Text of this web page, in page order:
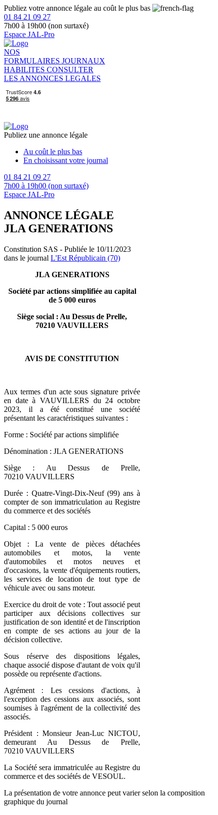
Publiez votre annonce légale au coût le plus bas
01 84 21 09 27
7h00 à 19h00 (non surtaxé)
Espace JAL-Pro
NOS
FORMULAIRES JOURNAUX
HABILITES CONSULTER
LES ANNONCES LEGALES
Publiez une annonce légale
Au coût le plus bas
En choisissant votre journal
01 84 21 09 27
7h00 à 19h00 (non surtaxé)
Espace JAL-Pro
ANNONCE LÉGALE
JLA GENERATIONS
Constitution SAS - Publiée le 10/11/2023
dans le journal L'Est Républicain (70)
JLA GENERATIONS
Société par actions simplifiée au capital
de 5 000 euros
Siège social : Au Dessus de Prelle,
70210 VAUVILLERS
AVIS DE CONSTITUTION
Aux termes d'un acte sous signature privée
en date à VAUVILLERS du 24 octobre
2023, il a été constitué une société
présentant les caractéristiques suivantes :
Forme : Société par actions simplifiée
Dénomination : JLA GENERATIONS
Siège : Au Dessus de Prelle,
70210 VAUVILLERS
Durée : Quatre-Vingt-Dix-Neuf (99) ans à
compter de son immatriculation au Registre
du commerce et des sociétés
Capital : 5 000 euros
Objet : La vente de pièces détachées
automobiles et motos, la vente
d'automobiles et motos neuves et
d'occasions, la vente d'équipements routiers,
les services de location de tout type de
véhicule avec ou sans moteur.
Exercice du droit de vote : Tout associé peut
participer aux décisions collectives sur
justification de son identité et de l'inscription
en compte de ses actions au jour de la
décision collective.
Sous réserve des dispositions légales,
chaque associé dispose d'autant de voix qu'il
possède ou représente d'actions.
Agrément : Les cessions d'actions, à
l'exception des cessions aux associés, sont
soumises à l'agrément de la collectivité des
associés.
Président : Monsieur Jean-Luc NICTOU,
demeurant Au Dessus de Prelle,
70210 VAUVILLERS
La Société sera immatriculée au Registre du
commerce et des sociétés de VESOUL.
La présentation de votre annonce peut varier selon la composition
graphique du journal